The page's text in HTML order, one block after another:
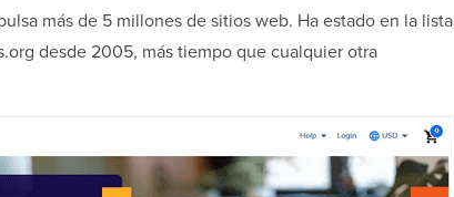
más de 5 millones de sitios web. Ha estado en la lista
desde 2005, más tiempo que cualquier otra